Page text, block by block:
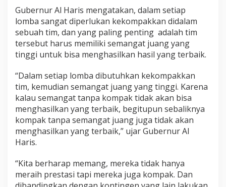
a
t
V
N
a
s
o
n
a
Gubernur Al Haris mengatakan, dalam setiap
lomba sangat diperlukan kekompakkan didalam
sebuah tim, dan yang paling penting adalah tim
tersebut harus memiliki semangat juang yang
tinggi untuk bisa menghasilkan hasil yang terbaik.
“Dalam setiap lomba dibutuhkan kekompakkan
tim, kemudian semangat juang yang tinggi. Karena
kalau semangat tanpa kompak tidak akan bisa
menghasilkan yang terbaik, begitupun sebaliknya
kompak tanpa semangat juang juga tidak akan
menghasilkan yang terbaik,” ujar Gubernur Al
Haris.
“Kita berharap memang, mereka tidak hanya
meraih prestasi tapi mereka juga kompak. Dan